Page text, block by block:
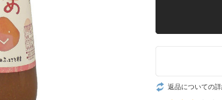
返品についての